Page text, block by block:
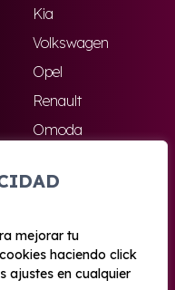
mejorar tu
haciendo click
ajustes en cualquier
Kia
Volkswagen
Opel
Renault
Omoda
Todas las marcas
Renting